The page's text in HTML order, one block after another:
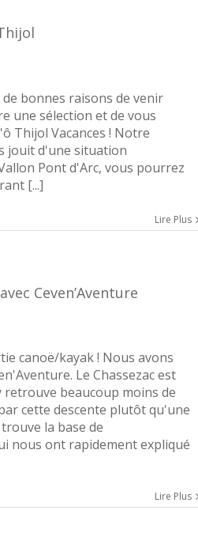
bonnes raisons de venir
une sélection et de vous
Thijol Vacances ! Notre
jouit d'une situation
Pont d'Arc, vous pourrez
[...]
Lire Plus
Ceven’Aventure
canoë/kayak ! Nous avons
Le Chassezac est
beaucoup moins de
cette descente plutôt qu'une
la base de
nous ont rapidement expliqué
Lire Plus